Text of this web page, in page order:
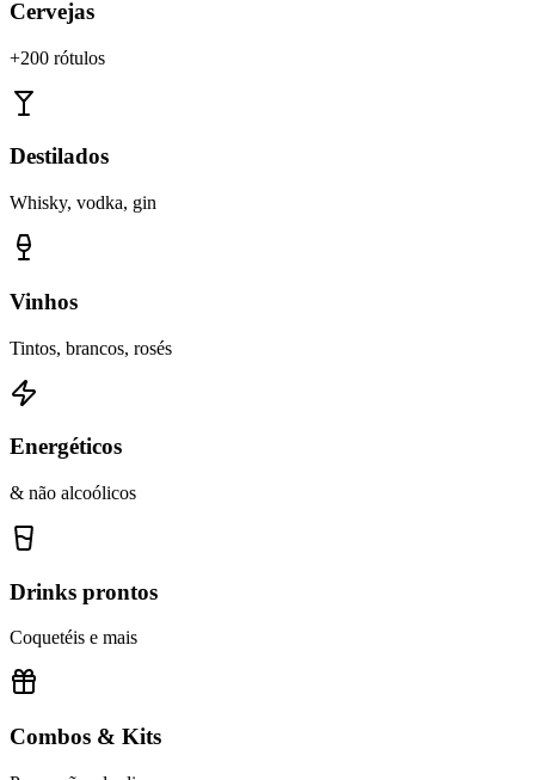
Cervejas
+200 rótulos
Destilados
Whisky, vodka, gin
Vinhos
Tintos, brancos, rosés
Energéticos
& não alcoólicos
Drinks prontos
Coquetéis e mais
Combos & Kits